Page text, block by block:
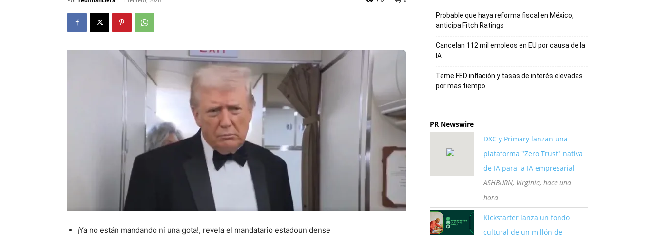
¡Ya no están mandando ni una gota!, revela el mandatario estadounidense
Probable que haya reforma fiscal en México,
anticipa Fitch Ratings
Cancelan 112 mil empleos en EU por causa de la
IA
Teme FED inflación y tasas de interés elevadas
por mas tiempo
PR Newswire
DXC y Primary lanzan una
plataforma "Zero Trust" nativa
de IA para la IA empresarial
ASHBURN, Virginia, hace una
hora
Kickstarter lanza un fondo
cultural de un millón de